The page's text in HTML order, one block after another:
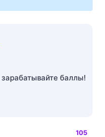
баллы!
105